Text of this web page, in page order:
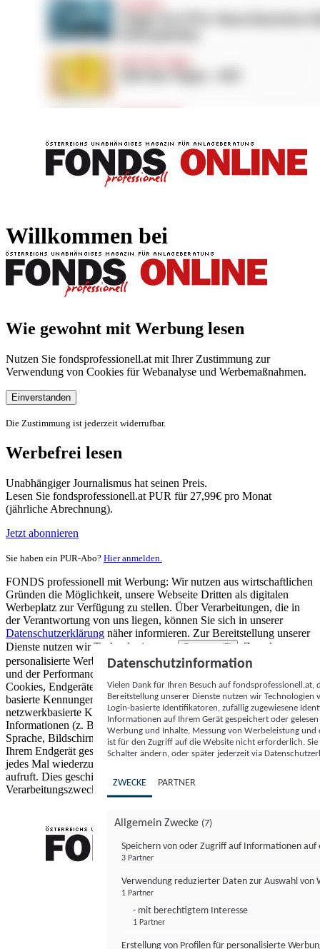
Willkommen bei
Wie gewohnt mit Werbung lesen
Nutzen Sie fondsprofessionell.at mit Ihrer Zustimmung zur
Verwendung von Cookies für Webanalyse und Werbemaßnahmen.
Einverstanden
Die Zustimmung ist jederzeit widerrufbar.
Werbefrei lesen
Unabhängiger Journalismus hat seinen Preis.
Lesen Sie fondsprofessionell.at PUR für 27,99€ pro Monat
(jährliche Abrechnung).
Jetzt abonnieren
Sie haben ein PUR-Abo? Hier anmelden.
FONDS professionell mit Werbung: Wir nutzen aus wirtschaftlichen
Gründen die Möglichkeit, unsere Webseite Dritten als digitalen
Werbeplatz zur Verfügung zu stellen. Über Verarbeitungen, die in
der Verantwortung von uns liegen, können Sie sich in unserer
Datenschutzerklärung näher informieren. Zur Bereitstellung unserer
Dienste nutzen wir Technologien von
Partnern (5)
. Zwecke:
personalisierte Werbung und Inhalte, Messung von Werbeleistung
und der Performance von Inhalten sowie Zielgruppenforschung.
Cookies, Endgeräte- oder ähnliche Online-Kennungen (z. B. login-
basierte Kennungen, zufällig generierte Kennungen,
netzwerkbasierte Kennungen) können zusammen mit anderen
Informationen (z. B. Browsertyp und Browserinformationen,
Sprache, Bildschirmgröße, unterstützte Technologien usw.) auf
Ihrem Endgerät gespeichert oder von dort ausgelesen werden, um es
jedes Mal wiederzuerkennen, wenn es eine App oder einer Webseite
aufruft. Dies geschieht für einen oder mehrere der hier aufgeführten
Verarbeitungszwecke.
Datenschutzinformation
Vielen Dank für Ihren Besuch auf
Bereitstellung unserer Dienste nutzen wir Technologien
Login-basierte Identifikatoren, zufällig zugewiesene
Informationen auf Ihrem Gerät gespeichert oder
Werbung und Inhalte, Messung von Werbeleistung
ist für den Zugriff auf die Website nicht erforderlich.
Schalter ändern, oder später jederzeit via
ZWECKE PARTNER
Allgemein Zwecke (7)
Speichern von oder Zugriff auf Informationen auf
3 Partner
Verwendung reduzierter Daten zur Auswahl von
1 Partner
- mit berechtigtem Interesse
1 Partner
Erstellung von Profilen für personalisierte
FONDS professionell